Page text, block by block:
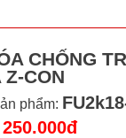
CHỐNG
CON
phẩm:
250.000đ